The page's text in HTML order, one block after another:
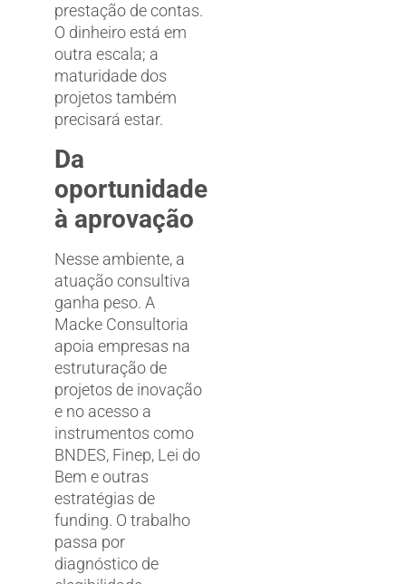
prestação de contas.
O dinheiro está em
outra escala; a
maturidade dos
projetos também
precisará estar.
Da
oportunidade
à aprovação
Nesse ambiente, a
atuação consultiva
ganha peso. A
Macke Consultoria
apoia empresas na
estruturação de
projetos de inovação
e no acesso a
instrumentos como
BNDES, Finep, Lei do
Bem e outras
estratégias de
funding. O trabalho
passa por
diagnóstico de